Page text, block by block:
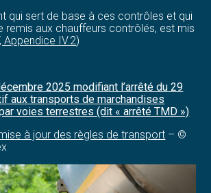
qui sert de base à ces contrôles et qui
remis aux chauffeurs contrôlés, est mis
Appendice IV.2)
2025 modifiant l’arrêté du 29
aux transports de marchandises
voies terrestres (dit « arrêté TMD »)
à jour des règles de transport – ©